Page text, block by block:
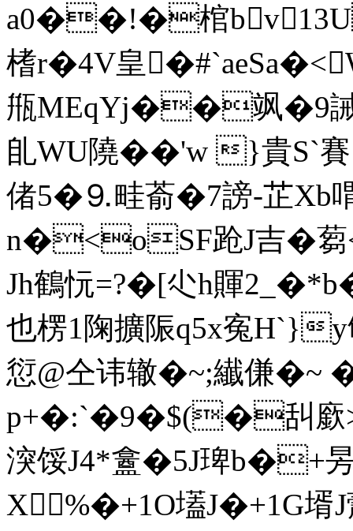
a0��!�棺
榰r�4V皇
甁MEqYj��飒�9誡
臫WU隢��'w }貴S`
偖5�⒐畦萮�7謗-芷Xb
n�<oSF跄J吉�蒭
Jh鶴忨=?� [尐h賱
也楞1陱擴陙q5x寃H`}
愆@仝讳辙�~;纎傔
p+�:`�9�$(�舏廞
湥馁J4*盫�5J琕
X%�+1O壒J�+1G